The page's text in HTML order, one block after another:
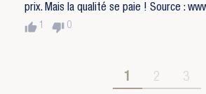
prix. Mais la qualité se paie ! Source :
thumb_up 1 thumb_down 0
1 2 3